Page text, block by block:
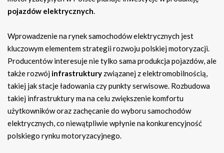
pojazdów elektrycznych.
Wprowadzenie na rynek samochodów elektrycznych jest
kluczowym elementem strategii rozwoju polskiej motoryzacji.
Producentów interesuje nie tylko sama produkcja pojazdów, ale
także rozwój infrastruktury związanej z elektromobilnością,
takiej jak stacje ładowania czy punkty serwisowe. Rozbudowa
takiej infrastruktury ma na celu zwiększenie komfortu
użytkowników oraz zachęcanie do wyboru samochodów
elektrycznych, co niewątpliwie wpłynie na konkurencyjność
polskiego rynku motoryzacyjnego.